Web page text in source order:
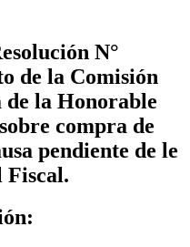
N°
de la Comisión
de la Honorable
compra de
pendiente de le
Fiscal.